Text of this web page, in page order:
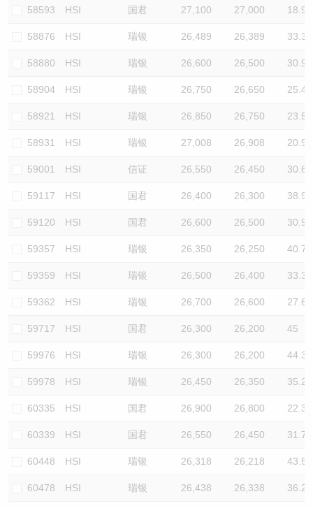
58593 HSI 国君 27,100 27,000 18.9
58876 HSI 瑞银 26,489 26,389 33.3
58880 HSI 瑞银 26,600 26,500 30.9
58904 HSI 瑞银 26,750 26,650 25.4
58921 HSI 瑞银 26,850 26,750 23.5
58931 HSI 瑞银 27,008 26,908 20.9
59001 HSI 信证 26,550 26,450 30.6
59117 HSI 国君 26,400 26,300 38.9
59120 HSI 国君 26,600 26,500 30.9
59357 HSI 瑞银 26,350 26,250 40.7
59359 HSI 瑞银 26,500 26,400 33.3
59362 HSI 瑞银 26,700 26,600 27.6
59717 HSI 国君 26,300 26,200 45
59976 HSI 瑞银 26,300 26,200 44.3
59978 HSI 瑞银 26,450 26,350 35.2
60335 HSI 国君 26,900 26,800 22.3
60339 HSI 国君 26,550 26,450 31.7
60448 HSI 瑞银 26,318 26,218 43.5
60478 HSI 瑞银 26,438 26,338 36.2